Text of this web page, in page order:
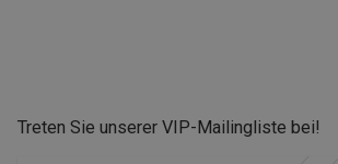
Treten Sie unserer VIP-Mailingliste bei!